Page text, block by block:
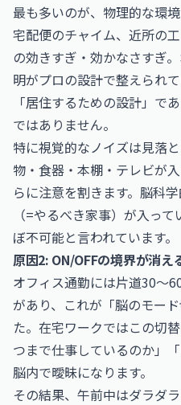
最も多いのが、物理的な環
宅配便のチャイム、近所の
の効きすぎ・効かなさすぎ
明がプロの設計で整えられ
「居住するための設計」で
ではありません。
特に視覚的なノイズは見落
物・食器・本棚・テレビが
らに注意を割きます。脳科
（=やるべき家事）が入っ
ぼ不可能と言われています。
原因2: ON/OFFの境界が消え
オフィス通勤には片道30〜
があり、これが「脳のモー
た。在宅ワークではこの切
つまで仕事しているのか」
脳内で曖昧になります。
その結果、午前中はダラダ